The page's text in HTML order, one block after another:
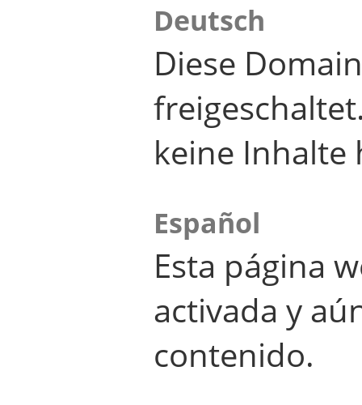
Deutsch
Diese
keine Inhalte
Español
Esta página
activada y
contenido.